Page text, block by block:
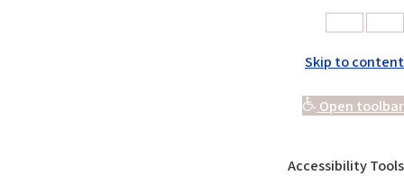
Skip to content
Open toolbar
Accessibility Tools